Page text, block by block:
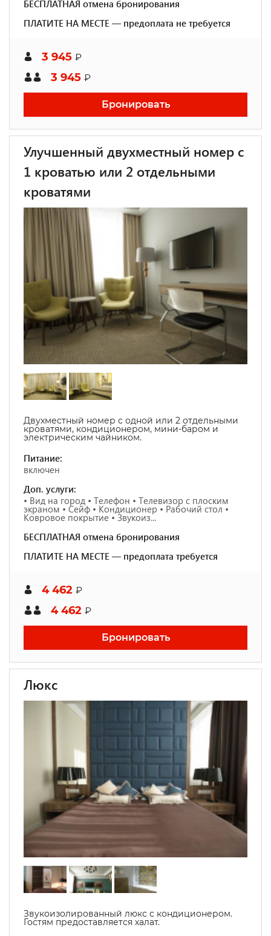
БЕСПЛАТНАЯ отмена бронирования
ПЛАТИТЕ НА МЕСТЕ — предоплата не требуется
3 945 ₽
3 945 ₽
Бронировать
Улучшенный двухместный номер с
1 кроватью или 2 отдельными
кроватями
Двухместный номер с одной или 2 отдельными
кроватями, кондиционером, мини-баром и
электрическим чайником.
Питание:
включен
Доп. услуги:
• Вид на город • Телефон • Телевизор с плоским
экраном • Сейф • Кондиционер • Рабочий стол •
Ковровое покрытие • Звукоиз...
БЕСПЛАТНАЯ отмена бронирования
ПЛАТИТЕ НА МЕСТЕ — предоплата требуется
4 462 ₽
4 462 ₽
Бронировать
Люкс
Звукоизолированный люкс с кондиционером.
Гостям предоставляется халат.